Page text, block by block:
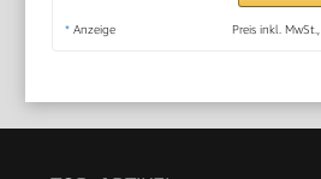
* Anzeige Preis inkl.